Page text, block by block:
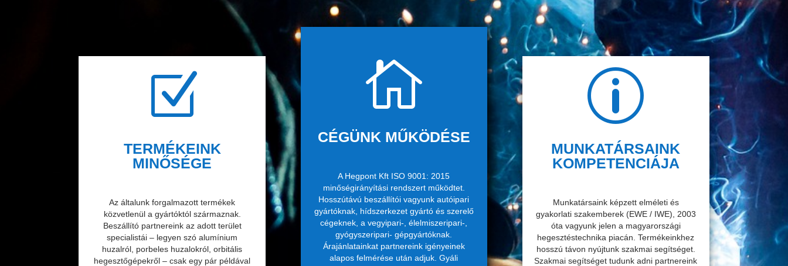
Z
TERMÉKEINK
MINŐSÉGE
Az általunk forgalmazott termékek
közvetlenül a gyártóktól származnak.
Beszállító partnereink az adott terület
specialistái – legyen szó alumínium
huzalról, porbeles huzalokról, orbitális
hegesztőgépekről – csak egy pár példával

CÉGÜNK MŰKÖDÉSE
A Hegpont Kft ISO 9001: 2015
minőségirányítási rendszert működtet.
Hosszútávú beszállítói vagyunk autóipari
gyártóknak, hídszerkezet gyártó és szerelő
cégeknek, a vegyipari-, élelmiszeripari-,
gyógyszeripari- gépgyártóknak.
Árajánlatainkat partnereink igényeinek
alapos felmérése után adjuk. Gyáli
p
MUNKATÁRSAINK
KOMPETENCIÁJA
Munkatársaink képzett elméleti és
gyakorlati szakemberek (EWE / IWE), 2003
óta vagyunk jelen a magyarországi
hegesztéstechnika piacán. Termékeinkhez
hosszú távon nyújtunk szakmai segítséget.
Szakmai segítséget tudunk adni partnereink